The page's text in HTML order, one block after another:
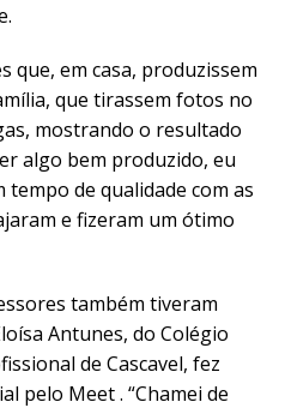
que, em casa, produzissem
que tirassem fotos no
mostrando o resultado
algo bem produzido, eu
tempo de qualidade com as
e fizeram um ótimo
também tiveram
Antunes, do Colégio
de Cascavel, fez
pelo Meet . “Chamei de